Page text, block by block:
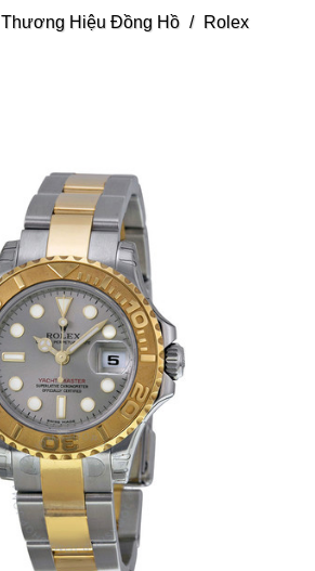
Thương Hiệu Đồng Hồ / Rolex